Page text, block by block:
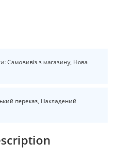
Самовивіз з магазину, Нова
переказ, Накладений